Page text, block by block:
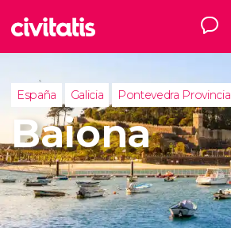
España Galicia Pontevedra Provincia
Baiona